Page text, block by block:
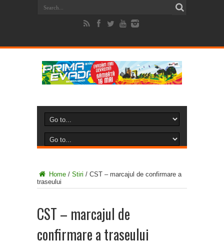
Home / Stiri / CST – marcajul de confirmare a
traseului
CST – marcajul de
confirmare a traseului